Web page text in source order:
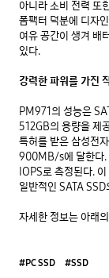
아니라 소비 전력 또
폼팩터 덕분에 디자
여유 공간이 생겨 배
있다.
강력한 파워를 가진
PM971의 성능은
512GB의 용량을 제
특허를 받은 삼성전
900MB/s에 달한다.
IOPS로 측정된다.
일반적인 SATA
자세한 정보는 아래
#PC SSD #SSD